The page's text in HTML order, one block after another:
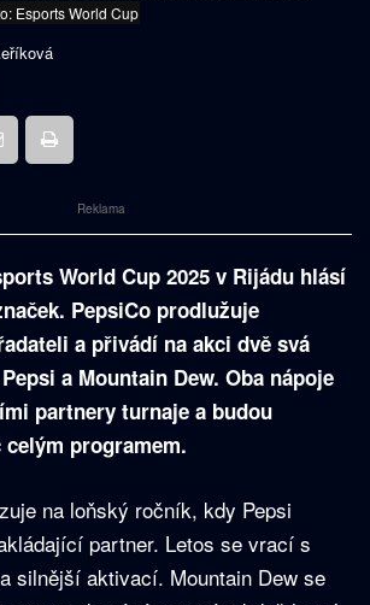
Esports World Cup
Reklama
World Cup 2025 v Rijádu hlásí
PepsiCo prodlužuje
a přivádí na akci dvě svá
a Mountain Dew. Oba nápoje
partnery turnaje a budou
programem.
na loňský ročník, kdy Pepsi
partner. Letos se vrací s
silnější aktivací. Mountain Dew se